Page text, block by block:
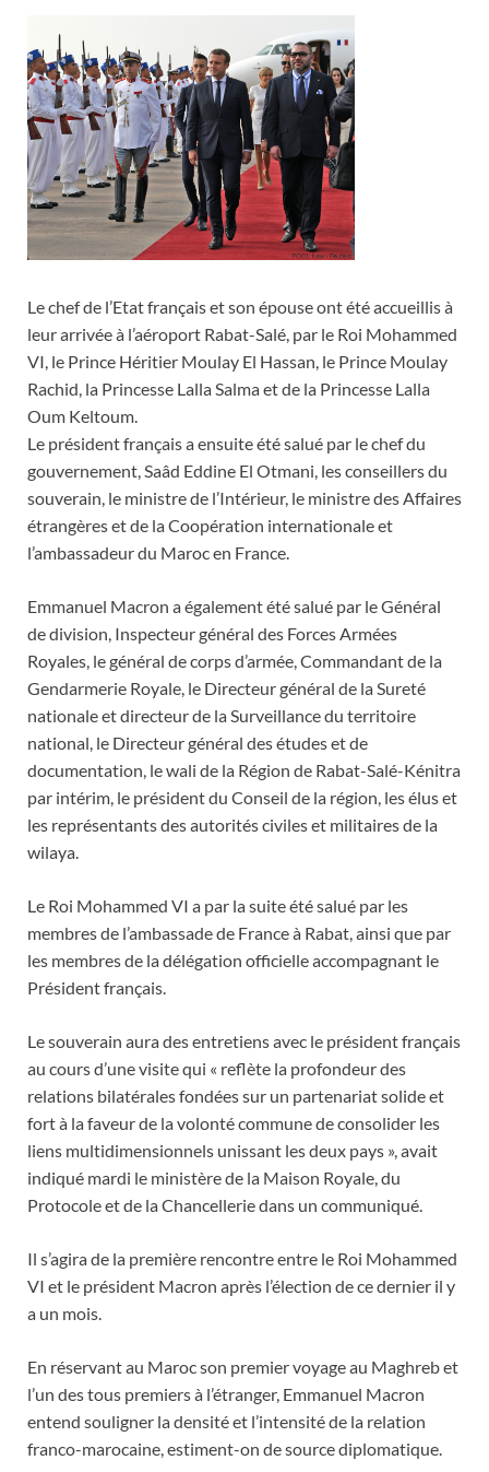
Le chef de l’Etat français et son épouse ont été accueillis à
leur arrivée à l’aéroport Rabat-Salé, par le Roi Mohammed
VI, le Prince Héritier Moulay El Hassan, le Prince Moulay
Rachid, la Princesse Lalla Salma et de la Princesse Lalla
Oum Keltoum.
Le président français a ensuite été salué par le chef du
gouvernement, Saâd Eddine El Otmani, les conseillers du
souverain, le ministre de l’Intérieur, le ministre des Affaires
étrangères et de la Coopération internationale et
l’ambassadeur du Maroc en France.
Emmanuel Macron a également été salué par le Général
de division, Inspecteur général des Forces Armées
Royales, le général de corps d’armée, Commandant de la
Gendarmerie Royale, le Directeur général de la Sureté
nationale et directeur de la Surveillance du territoire
national, le Directeur général des études et de
documentation, le wali de la Région de Rabat-Salé-Kénitra
par intérim, le président du Conseil de la région, les élus et
les représentants des autorités civiles et militaires de la
wilaya.
Le Roi Mohammed VI a par la suite été salué par les
membres de l’ambassade de France à Rabat, ainsi que par
les membres de la délégation officielle accompagnant le
Président français.
Le souverain aura des entretiens avec le président français
au cours d’une visite qui « reflète la profondeur des
relations bilatérales fondées sur un partenariat solide et
fort à la faveur de la volonté commune de consolider les
liens multidimensionnels unissant les deux pays », avait
indiqué mardi le ministère de la Maison Royale, du
Protocole et de la Chancellerie dans un communiqué.
Il s’agira de la première rencontre entre le Roi Mohammed
VI et le président Macron après l’élection de ce dernier il y
a un mois.
En réservant au Maroc son premier voyage au Maghreb et
l’un des tous premiers à l’étranger, Emmanuel Macron
entend souligner la densité et l’intensité de la relation
franco-marocaine, estiment-on de source diplomatique.